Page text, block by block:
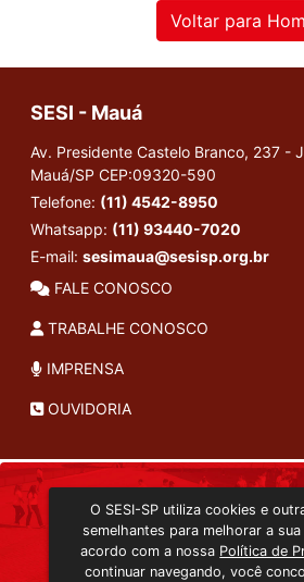
Voltar para
SESI - Mauá
Av. Presidente Castelo Branco, 237 -
Mauá/SP CEP:09320-590
Telefone: (11) 4542-8950
Whatsapp: (11) 93440-7020
E-mail: sesimaua@sesisp.org.br
FALE CONOSCO
TRABALHE CONOSCO
IMPRENSA
OUVIDORIA
TRANSMISSÃO ON-
EDITORA SESI-SP
CONSULTA AO
O SESI-SP utiliza cookies e
semelhantes para melhorar a
acordo com a nossa Política de
continuar navegando, você